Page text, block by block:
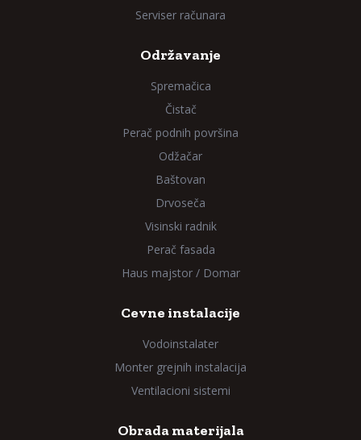
Serviser računara
Održavanje
Spremačica
Čistač
Perač podnih površina
Odžačar
Baštovan
Drvoseča
Visinski radnik
Perač fasada
Haus majstor / Domar
Cevne instalacije
Vodoinstalater
Monter grejnih instalacija
Ventilacioni sistemi
Obrada materijala